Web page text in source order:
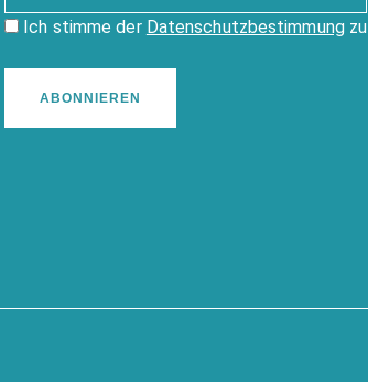
Ich stimme der Datenschutzbestimmungzu
ABONNIEREN